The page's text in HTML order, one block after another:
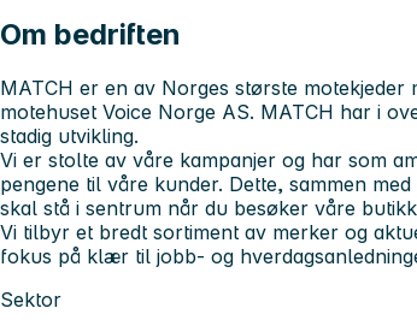
Om bedriften
MATCH er en av Norges største motekjeder
motehuset Voice Norge AS. MATCH har i
stadig utvikling.
Vi er stolte av våre kampanjer og har som
pengene til våre kunder. Dette, sammen
skal stå i sentrum når du besøker våre
Vi tilbyr et bredt sortiment av merker og
fokus på klær til jobb- og
Sektor